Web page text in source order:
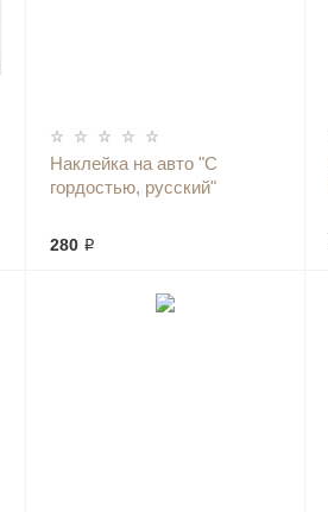
Наклейка на авто "С
гордостью, русский"
280 ₽